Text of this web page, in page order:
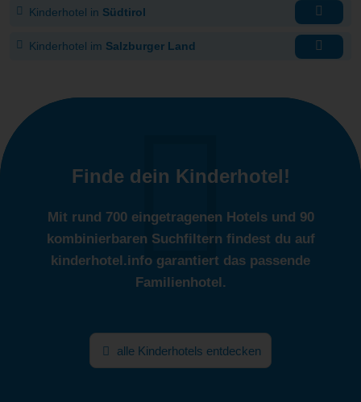
Kinderhotel in Südtirol
Kinderhotel im Salzburger Land
Finde dein Kinderhotel!
Mit rund 700 eingetragenen Hotels und 90
kombinierbaren Suchfiltern findest du auf
kinderhotel.info garantiert das passende
Familienhotel.
alle Kinderhotels entdecken